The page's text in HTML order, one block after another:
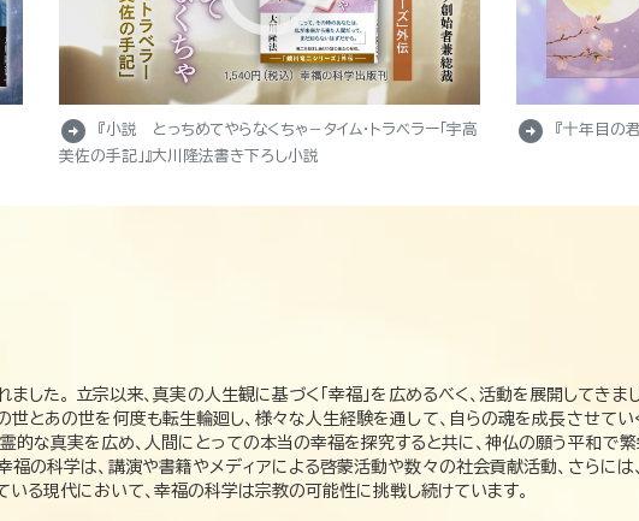
arrow_circle_right
『小説 とっちめてやらなくちゃ－タイム・トラベラー「宇高
美佐の手記」』大川隆法書き下ろし小説
arrow_circle_right 『十年目の
た。 立宗以来、真実の人生観に基づく「幸福」を広めるべく、活動を展開してきま
世とあの世を何度も転生輪廻し、様々な人生経験を通して、自らの魂を成長させてい
的な真実を広め、人間にとっての本当の幸福を探究すると共に、神仏の願う平和で
の科学は、講演や書籍やメディアによる啓蒙活動や数々の社会貢献活動、さらには
る現代において、幸福の科学は宗教の可能性に挑戦し続けています。